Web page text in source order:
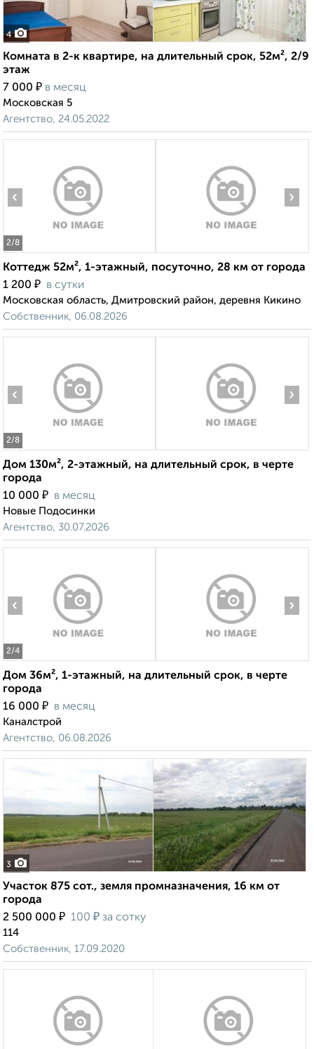
4
Комната в 2-к квартире, на длительный срок, 52м², 2/9
этаж
7 000 ₽ в месяц
Московская 5
Агентство, 24.05.2022
2/8
‹ ›
Коттедж 52м², 1-этажный, посуточно, 28 км от города
1 200 ₽ в сутки
Московская область, Дмитровский район, деревня Кикино
Собственник, 06.08.2026
2/8
‹ ›
Дом 130м², 2-этажный, на длительный срок, в черте
города
10 000 ₽ в месяц
Новые Подосинки
Агентство, 30.07.2026
2/4
‹ ›
Дом 36м², 1-этажный, на длительный срок, в черте
города
16 000 ₽ в месяц
Каналстрой
Агентство, 06.08.2026
3
Участок 875 сот., земля промназначения, 16 км от
города
2 500 000 ₽ 100 ₽ за сотку
114
Собственник, 17.09.2020